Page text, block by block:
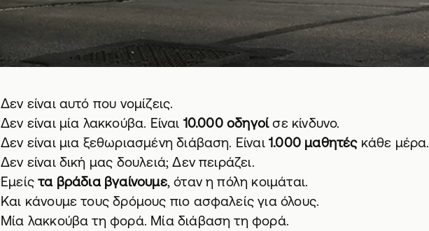
Δεν είναι αυτό που νομίζεις.
Δεν είναι μία λακκούβα. Είναι 10.000 οδηγοίσε κίνδυνο.
Δεν είναι μια ξεθωριασμένη διάβαση. Είναι 1.000 μαθητέςκάθε μέρα.
Δεν είναι δική μας δουλειά; Δεν πειράζει.
Εμείςτα βράδια βγαίνουμε, όταν η πόλη κοιμάται.
Και κάνουμε τους δρόμους πιο ασφαλείς για όλους.
Μία λακκούβα τη φορά. Μία διάβαση τη φορά.